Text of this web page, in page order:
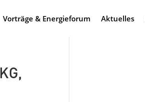
Vorträge & Energieforum Aktuelles